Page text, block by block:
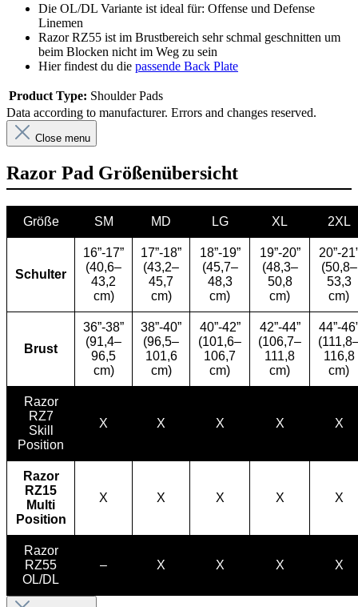
Die OL/DL Variante ist ideal für: Offense und Defense
Linemen
Razor RZ55 ist im Brustbereich sehr schmal geschnitten um
beim Blocken nicht im Weg zu sein
Hier findest du die passende Back Plate
Product Type: Shoulder Pads
Data according to manufacturer. Errors and changes reserved.
Close menu
Razor Pad Größenübersicht
Größe SM MD LG XL 2XL
Schulter
16”-17”
(40,6–
43,2
cm)
17”-18”
(43,2–
45,7
cm)
18”-19”
(45,7–
48,3
cm)
19”-20”
(48,3–
50,8
cm)
20”-
(50,8–
53,3
cm)
Brust
36”-38”
(91,4–
96,5
cm)
38”-40”
(96,5–
101,6
cm)
40”-42”
(101,6–
106,7
cm)
42”-44”
(106,7–
111,8
cm)
44”-
116,8
cm)
Razor
RZ7
Skill
Position
X X X X X
Razor
RZ15
Multi
Position
X X X X X
Razor
RZ55
OL/DL
– X X X X